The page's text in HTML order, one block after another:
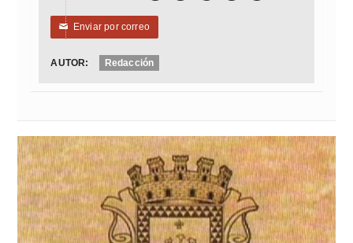
✉ Enviar por correo
AUTOR: Redacción